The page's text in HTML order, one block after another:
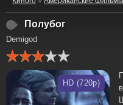
Полубог
Demigod
HD (720p)